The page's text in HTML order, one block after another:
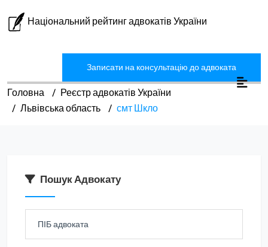
Національний рейтинг адвокатів України
Записати на консультацію до адвоката
Головна
Реєстр адвокатів України
Львівська область
смт Шкло
Пошук Адвокату